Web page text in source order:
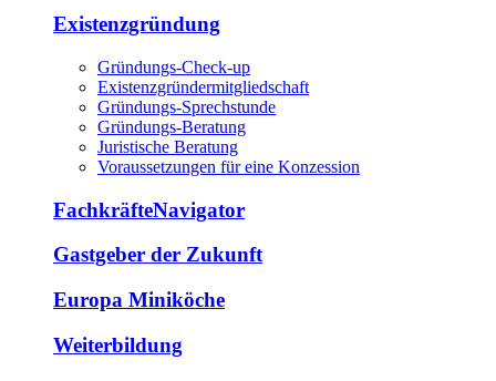
Existenzgründung
Gründungs-Check-up
Existenzgründermitgliedschaft
Gründungs-Sprechstunde
Gründungs-Beratung
Juristische Beratung
Voraussetzungen für eine Konzession
FachkräfteNavigator
Gastgeber der Zukunft
Europa Miniköche
Weiterbildung